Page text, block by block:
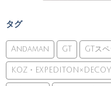
タグ
Andaman GT GTス
KOZ・